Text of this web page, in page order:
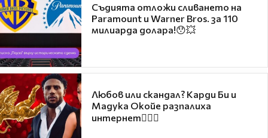
Съдията отложи сливането на
Paramount и Warner Bros. за 110
милиарда долара!😯💥
Любов или скандал? Карди Би и
Мадука Окойе разпалиха
интернет❤️‍🔥🔥